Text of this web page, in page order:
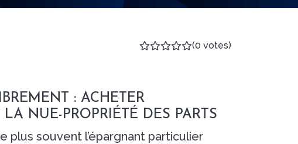
(0 votes)
: ACHETER
NUE-PROPRIÉTÉ DES PARTS
plus souvent l’épargnant particulier